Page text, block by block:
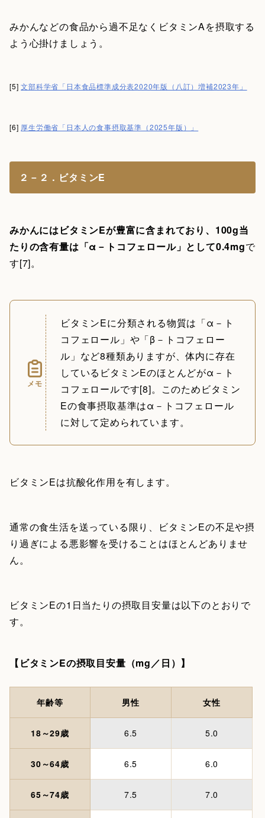
みかんなどの食品から過不足なくビタミンAを摂取する
よう心掛けましょう。
[5]文部科学省「日本食品標準成分表2020年版（八訂）増補2023年」
[6] 厚生労働省「日本人の食事摂取基準（2025年版）」
２－２．ビタミンE
みかんにはビタミンEが豊富に含まれており、100g当
たりの含有量は「α－トコフェロール」として0.4mgで
す[7]。
メモ
ビタミンEに分類される物質は「α－ト
コフェロール」や「β－トコフェロー
ル」など8種類ありますが、体内に存在
しているビタミンEのほとんどがα－ト
コフェロールです[8]。このためビタミン
Eの食事摂取基準はα－トコフェロール
に対して定められています。
ビタミンEは抗酸化作用を有します。
通常の食生活を送っている限り、ビタミンEの不足や摂
り過ぎによる悪影響を受けることはほとんどありませ
ん。
ビタミンEの1日当たりの摂取目安量は以下のとおりで
す。
【ビタミンEの摂取目安量（mg／日）】
年齢等 男性 女性
18～29歳 6.5 5.0
30～64歳 6.5 6.0
65～74歳 7.5 7.0